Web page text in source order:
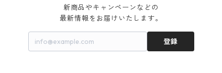
新商品やキャンペーンなどの
最新情報をお届けいたします。
登録